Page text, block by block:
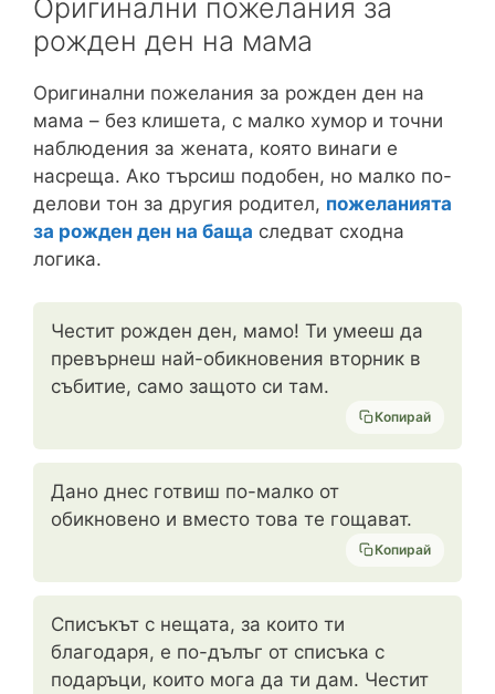
Оригинални пожелания за
рожден ден на мама
Оригинални пожелания за рожден ден на
мама – без клишета, с малко хумор и точни
наблюдения за жената, която винаги е
насреща. Ако търсиш подобен, но малко по-
делови тон за другия родител, пожеланията
за рожден ден на баща следват сходна
логика.
Честит рожден ден, мамо! Ти умееш да
превърнеш най-обикновения вторник в
събитие, само защото си там.
Копирай
Дано днес готвиш по-малко от
обикновено и вместо това те гощават.
Копирай
Списъкът с нещата, за които ти
благодаря, е по-дълъг от списъка с
подаръци, които мога да ти дам. Честит